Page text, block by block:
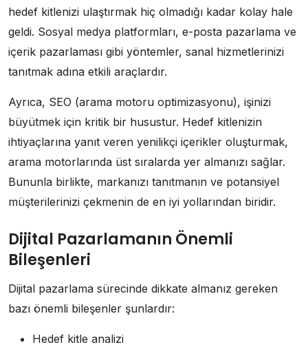
hedef kitlenizi ulaştırmak hiç olmadığı kadar kolay hale
geldi. Sosyal medya platformları, e-posta pazarlama ve
içerik pazarlaması gibi yöntemler, sanal hizmetlerinizi
tanıtmak adına etkili araçlardır.
Ayrıca, SEO (arama motoru optimizasyonu), işinizi
büyütmek için kritik bir husustur. Hedef kitlenizin
ihtiyaçlarına yanıt veren yenilikçi içerikler oluşturmak,
arama motorlarında üst sıralarda yer almanızı sağlar.
Bununla birlikte, markanızı tanıtmanın ve potansiyel
müşterilerinizi çekmenin de en iyi yollarından biridir.
Dijital Pazarlamanın Önemli
Bileşenleri
Dijital pazarlama sürecinde dikkate almanız gereken
bazı önemli bileşenler şunlardır:
Hedef kitle analizi